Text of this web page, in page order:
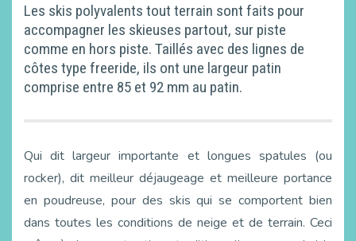
Les skis polyvalents tout terrain sont faits pour
accompagner les skieuses partout, sur piste
comme en hors piste. Taillés avec des lignes de
côtes type freeride, ils ont une largeur patin
comprise entre 85 et 92 mm au patin.
Qui dit largeur importante et longues spatules (ou
rocker), dit meilleur déjaugeage et meilleure portance
en poudreuse, pour des skis qui se comportent bien
dans toutes les conditions de neige et de terrain. Ceci